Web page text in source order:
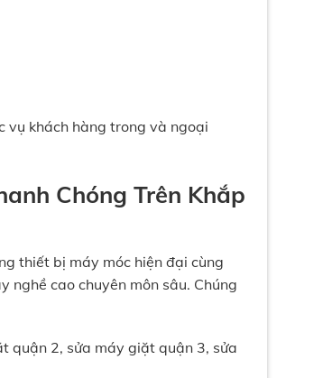
vụ khách hàng trong và ngoại
Chóng Trên Khắp
thiết bị máy móc hiện đại cùng
cao chuyên môn sâu. Chúng
quận 2, sửa máy giặt quận 3, sửa